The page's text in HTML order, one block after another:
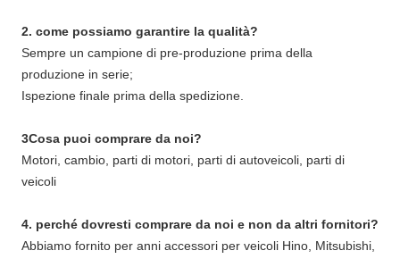
2. come possiamo garantire la qualità?
Sempre un campione di pre-produzione prima della
produzione in serie;
Ispezione finale prima della spedizione.
3Cosa puoi comprare da noi?
Motori, cambio, parti di motori, parti di autoveicoli, parti di
veicoli
4. perché dovresti comprare da noi e non da altri fornitori?
Abbiamo fornito per anni accessori per veicoli Hino, Mitsubishi,